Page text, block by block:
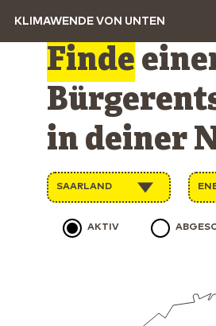
KLIMAWENDE VON UNTEN
Finde
in deiner
SAARLAND
AKTIV